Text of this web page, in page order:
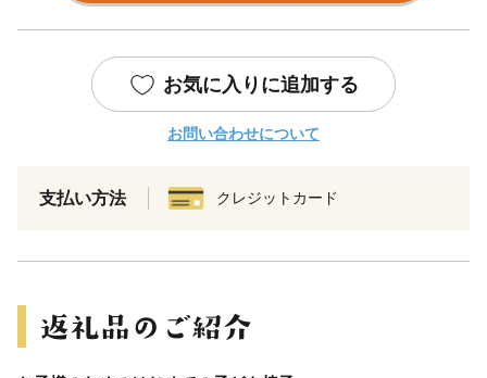
お気に入りに追加する
お問い合わせについて
支払い方法 クレジットカード